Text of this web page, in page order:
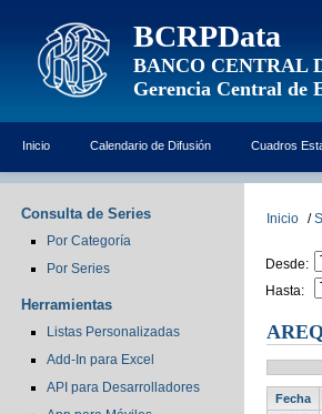
BCRPData
BANCO CENTRAL
Gerencia Central de
Inicio Calendario de Difusión Cuadros
Consulta de Series
Por Categoría
Por Series
Herramientas
Listas Personalizadas
Add-In para Excel
API para Desarrolladores
Inicio /
Desde:
Hasta:
Fecha